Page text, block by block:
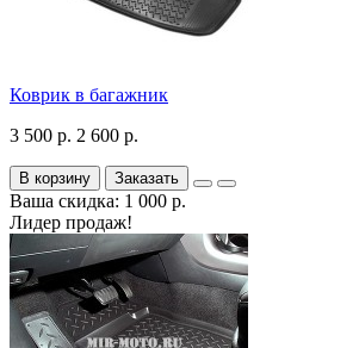
Коврик в багажник
3 500 р. 2 600 р.
В корзину Заказать
Ваша скидка: 1 000 р.
Лидер продаж!